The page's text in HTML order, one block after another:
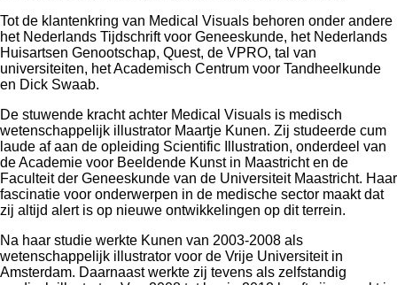
Tot de klantenkring van Medical Visuals behoren onder andere
het Nederlands Tijdschrift voor Geneeskunde, het Nederlands
Huisartsen Genootschap, Quest, de VPRO, tal van
universiteiten, het Academisch Centrum voor Tandheelkunde
en Dick Swaab.
De stuwende kracht achter Medical Visuals is medisch
wetenschappelijk illustrator Maartje Kunen. Zij studeerde cum
laude af aan de opleiding Scientific Illustration, onderdeel van
de Academie voor Beeldende Kunst in Maastricht en de
Faculteit der Geneeskunde van de Universiteit Maastricht. Haar
fascinatie voor onderwerpen in de medische sector maakt dat
zij altijd alert is op nieuwe ontwikkelingen op dit terrein.
Na haar studie werkte Kunen van 2003-2008 als
wetenschappelijk illustrator voor de Vrije Universiteit in
Amsterdam. Daarnaast werkte zij tevens als zelfstandig